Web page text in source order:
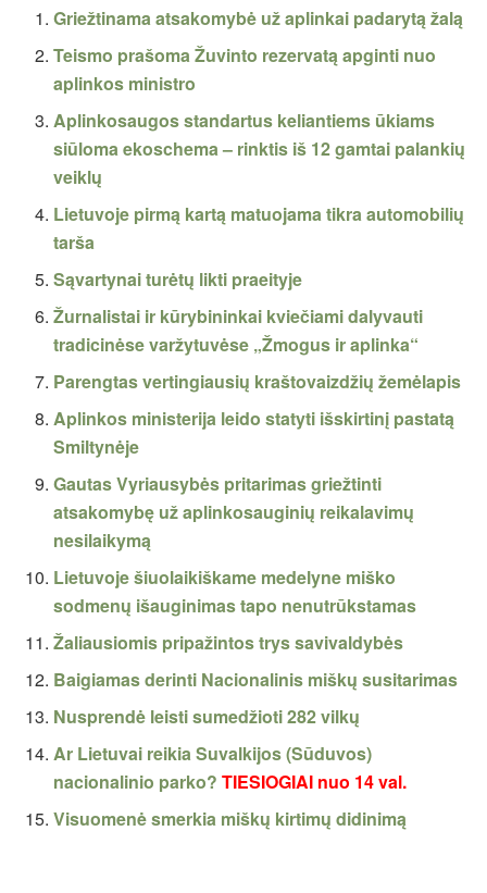
Griežtinama atsakomybė už aplinkai padarytą žalą
Teismo prašoma Žuvinto rezervatą apginti nuo
aplinkos ministro
Aplinkosaugos standartus keliantiems ūkiams
siūloma ekoschema – rinktis iš 12 gamtai palankių
veiklų
Lietuvoje pirmą kartą matuojama tikra automobilių
tarša
Sąvartynai turėtų likti praeityje
Žurnalistai ir kūrybininkai kviečiami dalyvauti
tradicinėse varžytuvėse „Žmogus ir aplinka“
Parengtas vertingiausių kraštovaizdžių žemėlapis
Aplinkos ministerija leido statyti išskirtinį pastatą
Smiltynėje
Gautas Vyriausybės pritarimas griežtinti
atsakomybę už aplinkosauginių reikalavimų
nesilaikymą
Lietuvoje šiuolaikiškame medelyne miško
sodmenų išauginimas tapo nenutrūkstamas
Žaliausiomis pripažintos trys savivaldybės
Baigiamas derinti Nacionalinis miškų susitarimas
Nusprendė leisti sumedžioti 282 vilkų
Ar Lietuvai reikia Suvalkijos (Sūduvos)
nacionalinio parko?TIESIOGIAI nuo 14 val.
Visuomenė smerkia miškų kirtimų didinimą